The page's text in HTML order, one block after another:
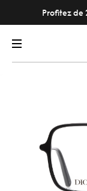
Profitez de